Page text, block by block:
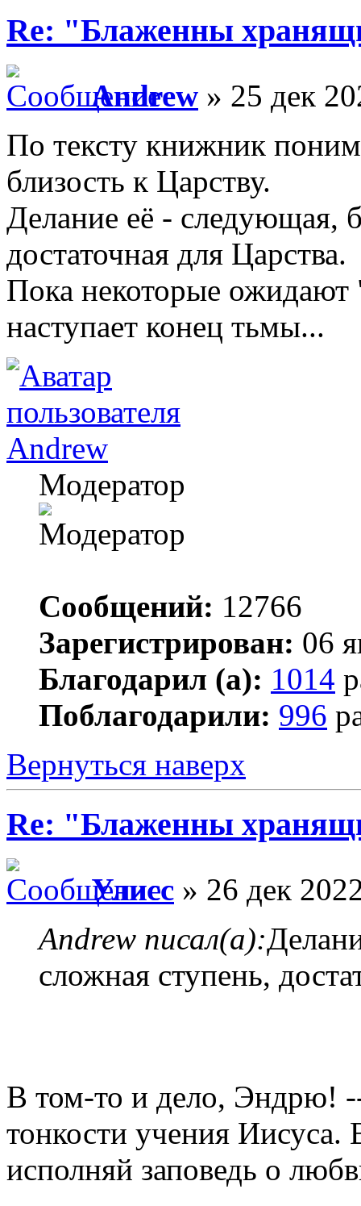
Re: "Блаженны
Andrew » 25 дек
По тексту книжник
близость к Царству.
Делание её - следующая,
достаточная для Царства.
Пока некоторые ожидают
наступает конец тьмы...
Andrew
Модератор
Сообщений: 12766
Зарегистрирован: 06
Благодарил (а): 1014
Поблагодарили: 996
Вернуться наверх
Re: "Блаженны
Улисс » 26 дек
Andrew писал(а):
сложная ступень,
В том-то и дело, Эндрю!
тонкости учения Иисуса.
исполняй заповедь о